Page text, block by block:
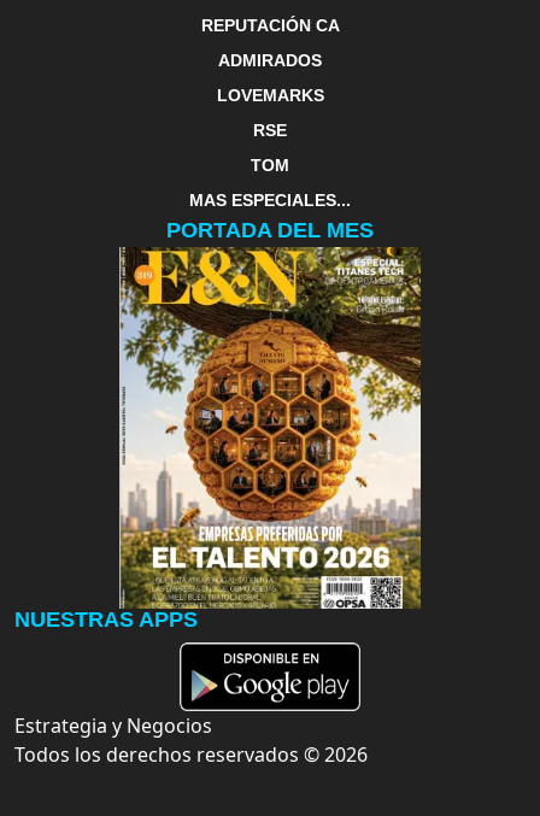
REPUTACIÓN CA
ADMIRADOS
LOVEMARKS
RSE
TOM
MAS ESPECIALES...
PORTADA DEL MES
NUESTRAS APPS
Estrategia y Negocios
Todos los derechos reservados ©2026